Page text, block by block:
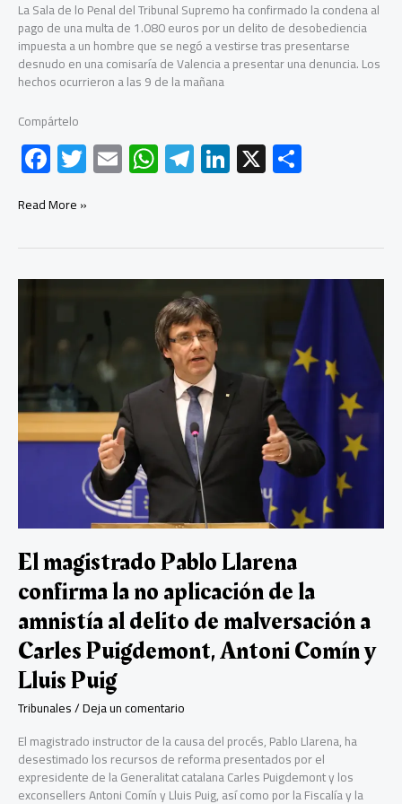
240.000
euros
La Sala de lo Penal del Tribunal Supremo ha confirmado la condena al
pago de una multa de 1.080 euros por un delito de desobediencia
impuesta a un hombre que se negó a vestirse tras presentarse
desnudo en una comisaría de Valencia a presentar una denuncia. Los
hechos ocurrieron a las 9 de la mañana
Compártelo
F
ac
e
b
o
T
wi
er
E
m
W
h
s
A
p
p
Te
le
a
m
Li
nk
dI
n
X
p
ar
tir
El
la
se
negó
a
vestirse
una
una
denuncia
Read More »
El magistrado Pablo Llarena
confirma la no aplicación de la
amnistía al delito de malversación a
Carles Puigdemont, Antoni Comín y
Lluis Puig
Tribunales/Deja un comentario
El magistrado instructor de la causa del procés, Pablo Llarena, ha
desestimado los recursos de reforma presentados por el
expresidente de la Generalitat catalana Carles Puigdemont y los
exconsellers Antoni Comín y Lluis Puig, así como por la Fiscalía y la